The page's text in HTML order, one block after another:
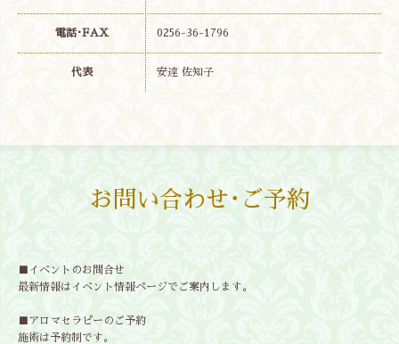
電話･FAX 0256-36-1796
代表 安達 佐知子
お問い合わせ･ご予約
■イベントのお問合せ
最新情報はイベント情報ページでご案内します。
■アロマセラピーのご予約
施術は予約制です。